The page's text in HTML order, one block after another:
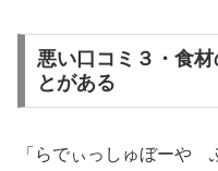
悪い口コミ３・食
とがある
「らでぃっしゅぼーや